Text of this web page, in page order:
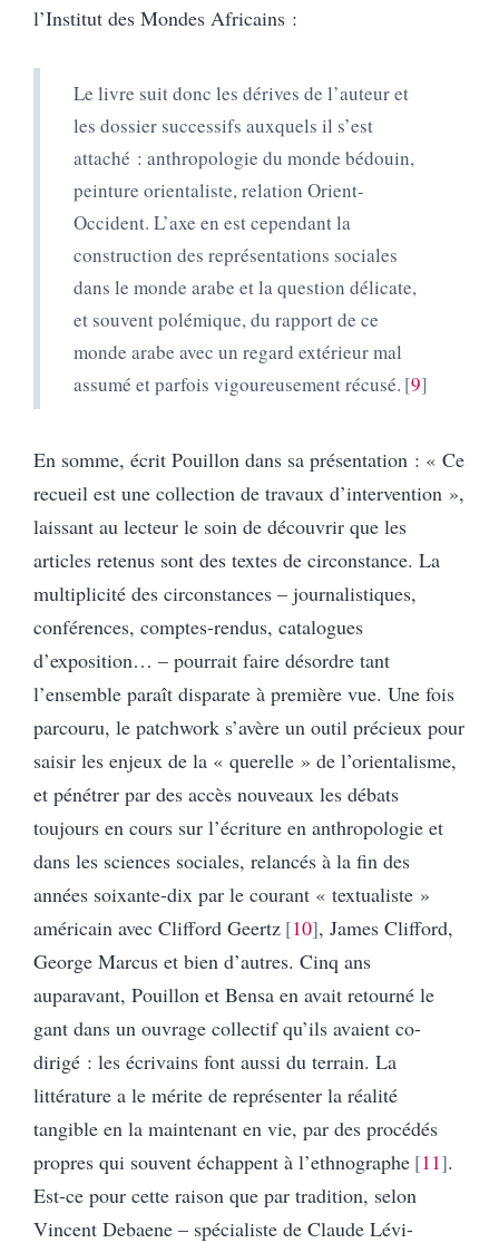
l’Institut des Mondes Africains :
Le livre suit donc les dérives de l’auteur et
les dossier successifs auxquels il s’est
attaché : anthropologie du monde bédouin,
peinture orientaliste, relation Orient-
Occident. L’axe en est cependant la
construction des représentations sociales
dans le monde arabe et la question délicate,
et souvent polémique, du rapport de ce
monde arabe avec un regard extérieur mal
assumé et parfois vigoureusement récusé. 9
En somme, écrit Pouillon dans sa présentation : « Ce
recueil est une collection de travaux d’intervention »,
laissant au lecteur le soin de découvrir que les
articles retenus sont des textes de circonstance. La
multiplicité des circonstances – journalistiques,
conférences, comptes-rendus, catalogues
d’exposition… – pourrait faire désordre tant
l’ensemble paraît disparate à première vue. Une fois
parcouru, le patchwork s’avère un outil précieux pour
saisir les enjeux de la « querelle » de l’orientalisme,
et pénétrer par des accès nouveaux les débats
toujours en cours sur l’écriture en anthropologie et
dans les sciences sociales, relancés à la fin des
années soixante-dix par le courant « textualiste »
américain avec Clifford Geertz 10 , James Clifford,
George Marcus et bien d’autres. Cinq ans
auparavant, Pouillon et Bensa en avait retourné le
gant dans un ouvrage collectif qu’ils avaient co-
dirigé : les écrivains font aussi du terrain. La
littérature a le mérite de représenter la réalité
tangible en la maintenant en vie, par des procédés
propres qui souvent échappent à l’ethnographe 11 .
Est-ce pour cette raison que par tradition, selon
Vincent Debaene – spécialiste de Claude Lévi-